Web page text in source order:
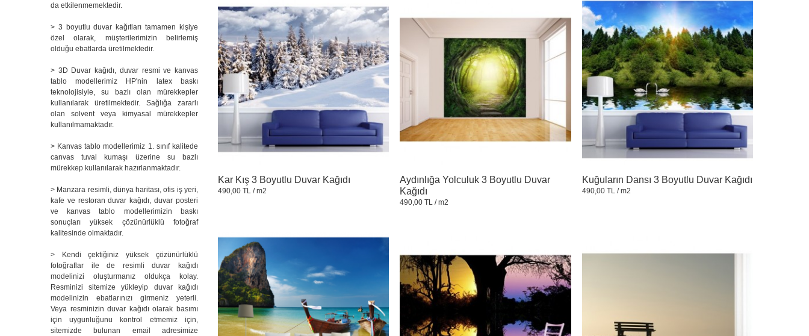
Kar Kış 3 Boyutlu Duvar Kağıdı
490,00 TL / m2
Aydınlığa Yolculuk 3 Boyutlu Duvar
Kağıdı
490,00 TL / m2
Kuğuların Dansı 3 Boyutlu Duvar Kağıdı
490,00 TL/ m2
da etkilenmemektedir.
> 3 boyutlu duvar kağıtları tamamen kişiye
özel olarak, müşterilerimizin belirlemiş
olduğu ebatlarda üretilmektedir.
> 3D Duvar kağıdı, duvar resmi ve kanvas
tablo modellerimiz HP'nin latex baskı
teknolojisiyle, su bazlı olan mürekkepler
kullanılarak üretilmektedir. Sağlığa zararlı
olan solvent veya kimyasal mürekkepler
kullanılmamaktadır.
> Kanvas tablo modellerimiz 1. sınıf kalitede
canvas tuval kumaşı üzerine su bazlı
mürekkep kullanılarak hazırlanmaktadır.
> Manzara resimli, dünya haritası, ofis iş yeri,
kafe ve restoran duvar kağıdı, duvar posteri
ve kanvas tablo modellerimizin baskı
sonuçları yüksek çözünürlüklü fotoğraf
kalitesinde olmaktadır.
> Kendi çektiğiniz yüksek çözünürlüklü
fotoğraflar ile de resimli duvar kağıdı
modelinizi oluşturmanız oldukça kolay.
Resminizi sitemize yükleyip duvar kağıdı
modelinizin ebatlarınızı girmeniz yeterli.
Veya resminizin duvar kağıdı olarak basımı
için uygunluğunu kontrol etmemiz için,
sitemizde bulunan email adresimize